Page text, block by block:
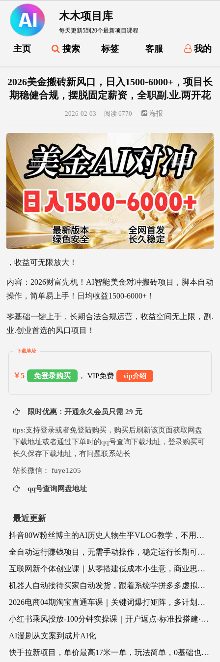
木木项目库
每天更新5到20个最新项目课程
主页 搜索 标签 客服 我的
2026美金搬砖新风口，日入1500-6000+，项目长
期稳健合规，摆脱固定薪资，全职副.业.两开花
2026-02-03 阅读 6770 海报
，收益可无限放大！
内容：2026财富先机！AI智能美金对冲搬砖项目，脚本自动
操作，简单易上手！日均收益1500-6000+！
零基础一键上手，长期合法合规运营，收益空间无上限，副.
业.创业首选的风口项目！
下载地址
￥5 免登录购买 ， VIP免费 vip介绍
限时优惠：开通永久会员只需 29 元
tips:支持登录或者免登陆购买，购买后刷新该页面获取网盘
下载地址或者通过下单时的qq号查询下载地址，登录购买可
长久保存下载地址，有问题联系站长
站长微信： fuye1205
qq号查询网盘地址
最近更新
抖音80W粉丝博主的AI历史人物生平VLOG教学，不用拍摄不用露脸，AI帮你搞定，轻松解锁伙伴计划+精选收益
全自动运行賺钱项目，无需手动操作，稳定运行长期可做，新手副.业.首选【揭秘】
互联网新个体创业课｜从零搭建低成本小生意，商业思维+商业模式+流量实战+个人成长全闭环教程
机器人自动接待买家自动发货，跟着系统学拼多多虚拟月入1-5万
2026电商04期淘宝直通车课｜关键词爆打矩阵，多计划低出价，新品爆款差异化投放实操教学
小红书乘风投放-100分钟实操课｜开户返点·标准投搭建·莱卡定向，新店建模撬动笔记自然流量全套教学
AI漫剧从文案到成片AI化
快手拉新项目，单价最高17米一单，玩法简单，0基础也能轻松上手(更新08月07日)